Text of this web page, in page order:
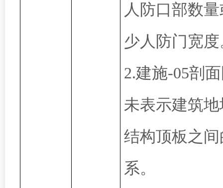
人防口部数
少人防门宽
2.建施-05剖
未表示建筑
结构顶板之
系。